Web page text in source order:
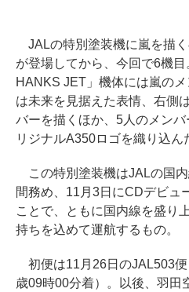
JALの特別塗装機に嵐を描
が登場してから、今回で6機
HANKS JET」機体には嵐の
は未来を見据えた表情、右側
バーを描くほか、5人のメン
リジナルA350ロゴを織り込ん
この特別塗装機はJALの国
間務め、11月3日にCDデビュ
ことで、ともに国内線を盛り
持ちを込めて運航するもの。
初便は11月26日のJAL503
歳09時00分着）。以後、羽田